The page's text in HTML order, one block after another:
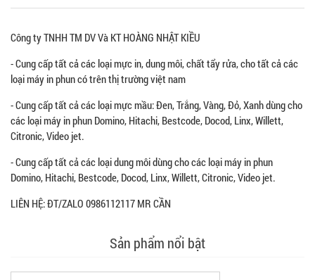
Công ty TNHH TM DV Và KT HOÀNG NHẬT KIỀU
- Cung cấp tất cả các loại mực in, dung môi, chất tẩy rửa, cho tất cả các
loại máy in phun có trên thị trường việt nam
- Cung cấp tất cả các loại mực mầu: Đen, Trắng, Vàng, Đỏ, Xanh dùng cho
các loại máy in phun Domino, Hitachi, Bestcode, Docod, Linx, Willett,
Citronic, Video jet.
- Cung cấp tất cả các loại dung môi dùng cho các loại máy in phun
Domino, Hitachi, Bestcode, Docod, Linx, Willett, Citronic, Video jet.
LIÊN HỆ: ĐT/ZALO 0986112117 MR CẦN
Sản phẩm nổi bật